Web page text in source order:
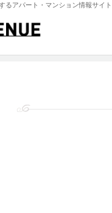
るアパート・マンション情報サイト